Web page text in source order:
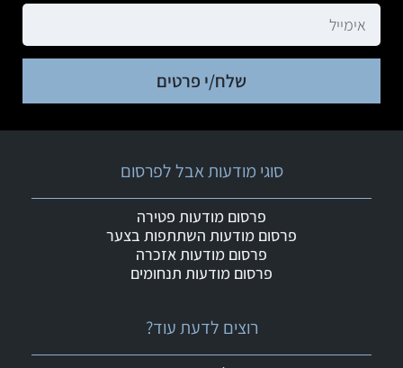
שלח/י פרטים
רוצים לדעת עוד?
סוגי מודעות אבל לפרסום
פרסום מודעות פטירה
פרסום מודעות השתתפות בצער
פרסום מודעות אזכרה
פרסום מודעות תנחומים